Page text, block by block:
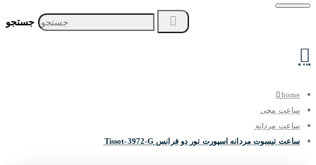
home
ساعت مچی
ساعت مردانه
ساعت تیسوت مردانه اسپورت تور دو فرانس Tissot-3972-G